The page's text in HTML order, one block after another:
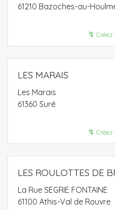
61210 Bazoches-au-
↯ Créez
LES MARAIS
Les Marais
61360 Suré
↯ Créez
LES ROULOTTES DE
La Rue SEGRIE FONTAINE
61100 Athis-Val de Rouvre